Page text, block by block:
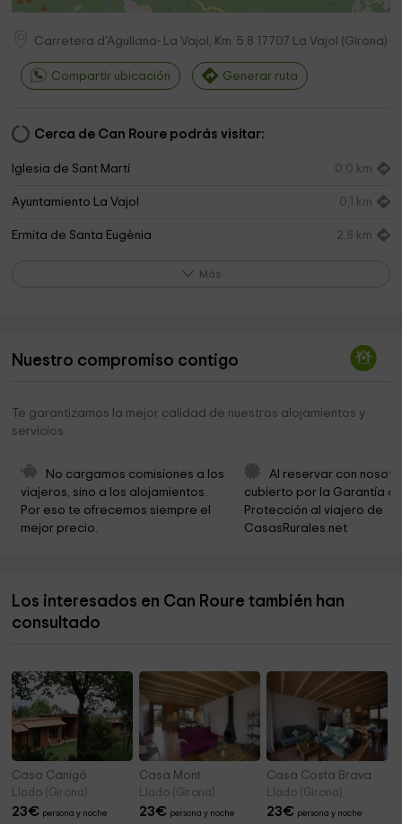
Carretera d'Agullana- La Vajol, Km. 5.8 17707 La Vajol (Girona)
Compartir ubicación Generar ruta
Cerca de Can Roure podrás visitar:
Iglesia de Sant Martí 0,0 km
Ayuntamiento La Vajol 0,1 km
Ermita de Santa Eugènia 2,8 km
Iglesia de Sant Sebastià 4,4 km
Mare de Déu de les Salines
Iglesia de Santa Maria
Font de Can Xampí
Iglesia de Sant Julià dels Torts 5,1 km
Cementerio Municipal La Jonquera 6,0 km
Más
Nuestro compromiso contigo
Te garantizamos la mejor calidad de nuestros alojamientos y
servicios
No cargamos comisiones a los
viajeros, sino a los alojamientos.
Por eso te ofrecemos siempre el
mejor precio.
Al reservar con
cubierto por la Garantía
Protección al viajero de
CasasRurales.net
Los interesados en Can Roure también han
consultado
Casa Canigó
Llado (Girona)
23€ persona y noche
Casa Mont
Llado (Girona)
23€ persona y noche
Casa Costa Brava
Llado (Girona)
23€ persona y noche